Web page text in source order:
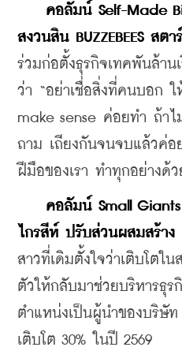
คอลัมน์ Self-Made
สงวนสิน BUZZEBEES ส
ร่วมก่อตั้งธุรกิจเทคพันล้า
ว่า “อย่าเชื่อสิ่งที่คนบอก
make sense ค่อยทำ ถ้า
ถาม เถียงกันจนจบแล้วค่อ
ฝีมือของเรา ทำทุกอย่างด้ว
คอลัมน์ Small Giants
ไกรสีห์ ปรับส่วนผสมสร้าง
สาวที่เดิมตั้งใจว่าเติบโตใ
ตัวให้กลับมาช่วยบริหารธุ
ตำแหน่งเป็นผู้นำของบริษั
เติบโต 30% ในปี 2569